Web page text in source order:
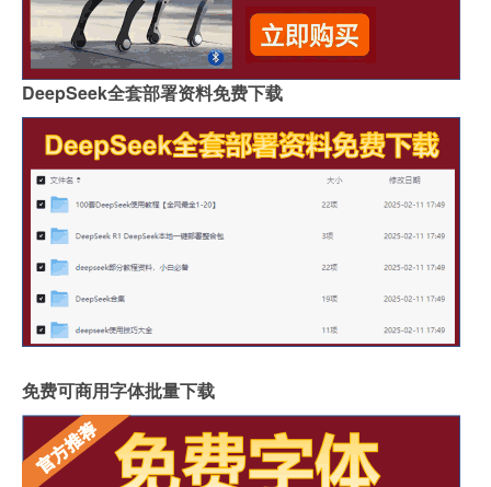
DeepSeek全套部署资料免费下载
免费可商用字体批量下载